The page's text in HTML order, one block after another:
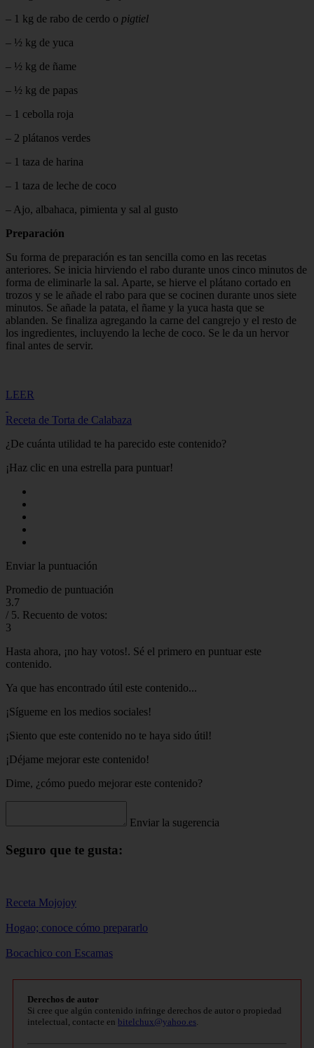
– 1 kg de rabo de cerdo o pigtiel
– ½ kg de yuca
– ½ kg de ñame
– ½ kg de papas
– 1 cebolla roja
– 2 plátanos verdes
– 1 taza de harina
– 1 taza de leche de coco
– Ajo, albahaca, pimienta y sal al gusto
Preparación
Su forma de preparación es tan sencilla como en las recetas
anteriores. Se inicia hirviendo el rabo durante unos cinco minutos de
forma de eliminarle la sal. Aparte, se hierve el plátano cortado en
trozos y se le añade el rabo para que se cocinen durante unos siete
minutos. Se añade la patata, el ñame y la yuca hasta que se
ablanden. Se finaliza agregando la carne del cangrejo y el resto de
los ingredientes, incluyendo la leche de coco. Se le da un hervor
final antes de servir.
LEER
Receta de Torta de Calabaza
¿De cuánta utilidad te ha parecido este contenido?
¡Haz clic en una estrella para puntuar!
Enviar la puntuación
Promedio de puntuación
3.7
/ 5. Recuento de votos:
3
Hasta ahora, ¡no hay votos!. Sé el primero en puntuar este
contenido.
Ya que has encontrado útil este contenido...
¡Sígueme en los medios sociales!
¡Siento que este contenido no te haya sido útil!
¡Déjame mejorar este contenido!
Dime, ¿cómo puedo mejorar este contenido?
Enviar la sugerencia
Seguro que te gusta:
Receta Mojojoy
Hogao; conoce cómo prepararlo
Bocachico con Escamas
Derechos de autor
Si cree que algún contenido infringe derechos de autor o propiedad
intelectual, contacte en bitelchux@yahoo.es